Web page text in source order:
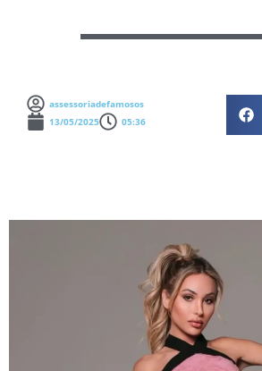
assessoriadefamosos
13/05/2025
05:36